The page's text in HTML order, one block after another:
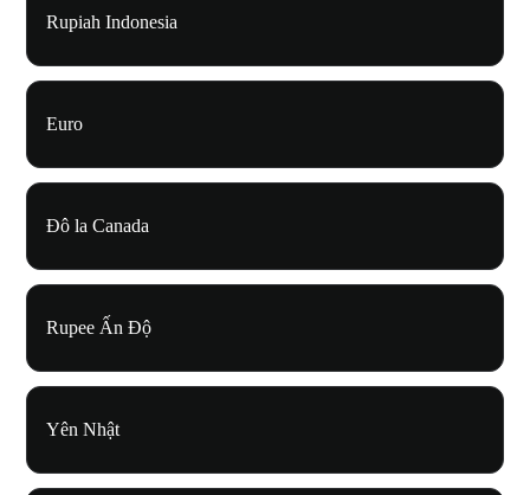
Rupiah Indonesia
Euro
Đô la Canada
Rupee Ấn Độ
Yên Nhật